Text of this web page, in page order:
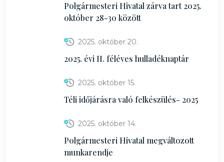
Polgármesteri Hivatal zárva tart 2025.
október 28-30 között
2025. október 20.
2025. évi II. féléves hulladéknaptár
2025. október 15.
Téli időjárásra való felkészülés- 2025
2025. október 14.
Polgármesteri Hivatal megváltozott
munkarendje